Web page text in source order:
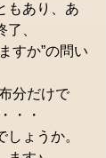
もあり、あ
、
すか”の問い
分だけで
・・
ょうか。